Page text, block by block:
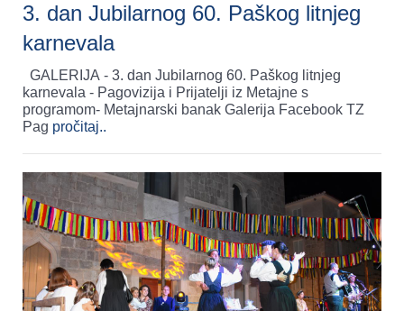
3. dan Jubilarnog 60. Paškog litnjeg
karnevala
GALERIJA - 3. dan Jubilarnog 60. Paškog litnjeg
karnevala - Pagovizija i Prijatelji iz Metajne s
programom- Metajnarski banak Galerija Facebook TZ
Pag pročitaj..